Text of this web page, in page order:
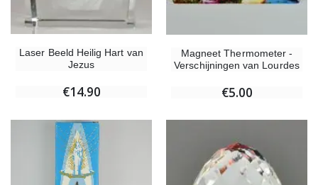
Laser Beeld Heilig Hart van
Jezus
€14.90
Magneet Thermometer -
Verschijningen van Lourdes
€5.00